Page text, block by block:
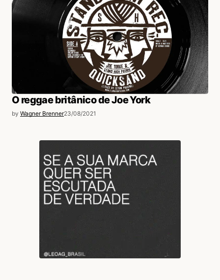
O reggae britânico de Joe York
by Wagner Brenner23/08/2021